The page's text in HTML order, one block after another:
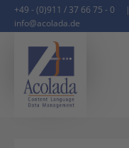
+49 - (0)911 / 37 66 75 - 0
|
info@acolada.de